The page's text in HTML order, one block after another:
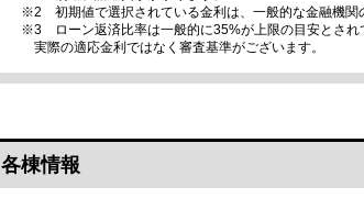
※2 初期値で選択されている金利は、一般的な金融機関
※3 ローン返済比率は一般的に35%が上限の目安とされ
実際の適応金利ではなく審査基準がございます。
各棟情報